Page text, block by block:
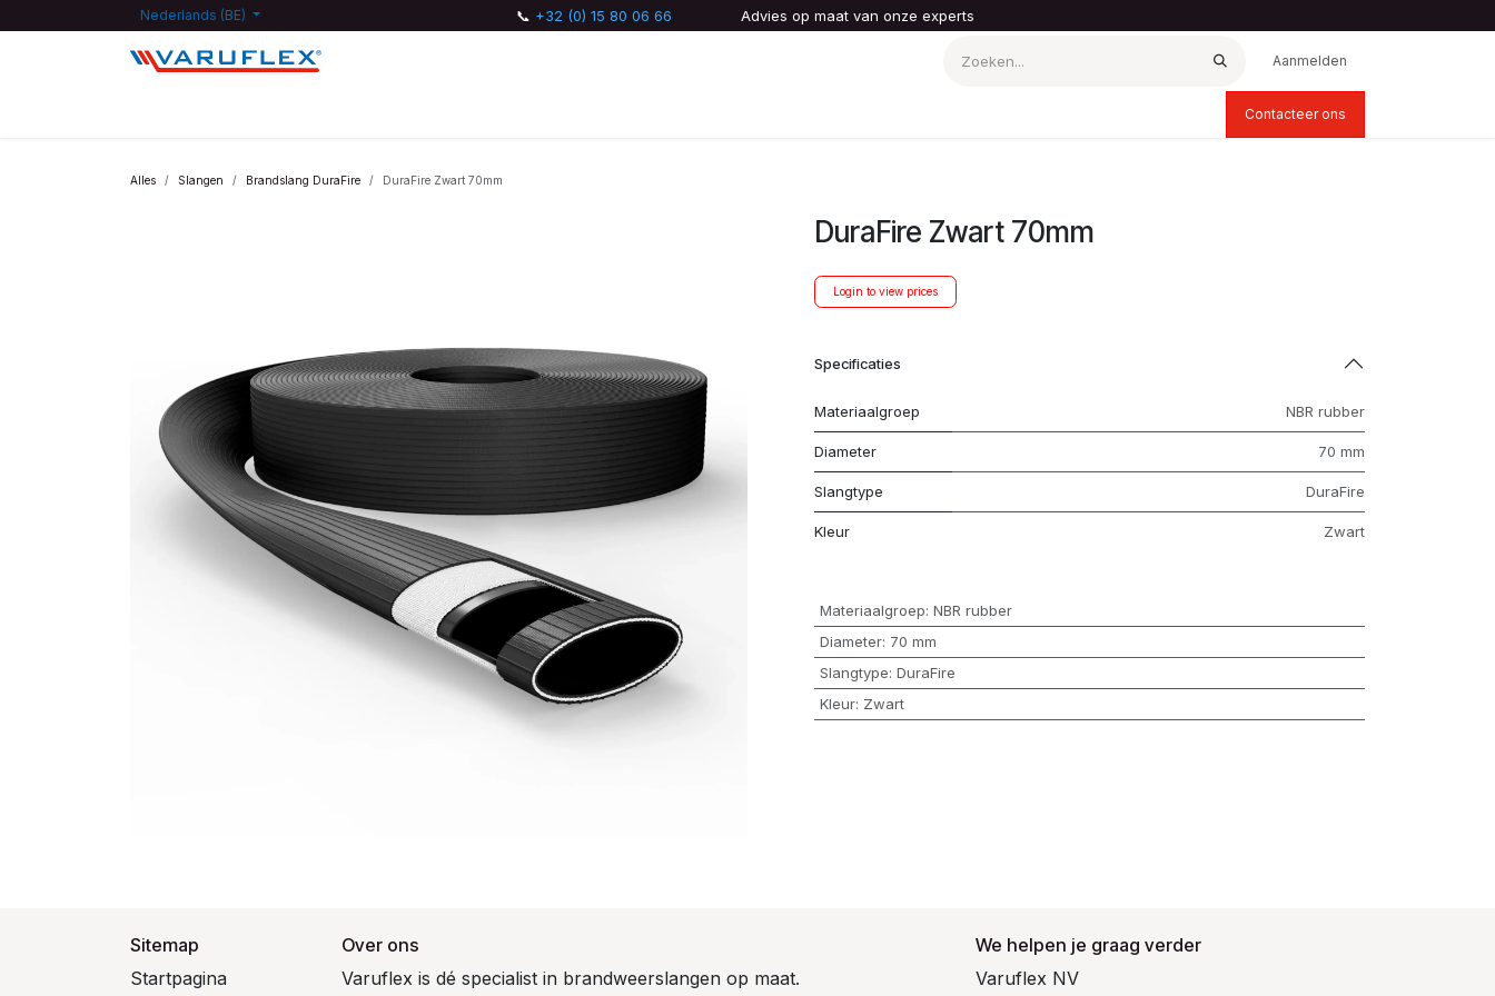
Nederlands (BE) 📞 +32 (0) 15 80 06 66 Advies op maat van onze experts
Aanmelden
Contacteer ons
Alles Slangen Brandslang DuraFire DuraFire Zwart 70mm
DuraFire Zwart 70mm
Login to view prices
Specificaties
Materiaalgroep NBR rubber
Diameter 70 mm
Slangtype DuraFire
Kleur Zwart
Materiaalgroep: NBR rubber
Diameter: 70 mm
Slangtype: DuraFire
Kleur: Zwart
Sitemap
Startpagina
Over ons
Varuflex is dé specialist in brandweerslangen op maat.
We helpen je graag verder
Varuflex NV